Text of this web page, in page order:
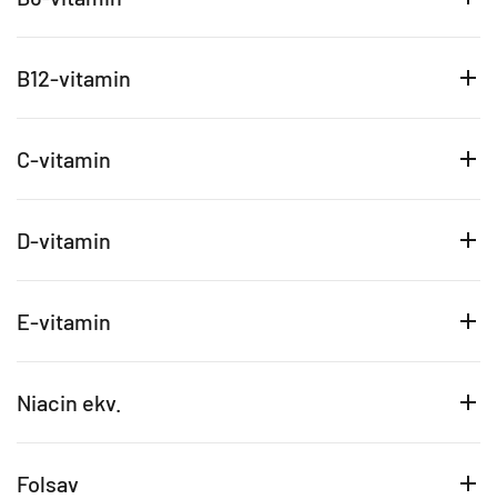
B12-vitamin
C-vitamin
D-vitamin
E-vitamin
Niacin ekv.
Folsav